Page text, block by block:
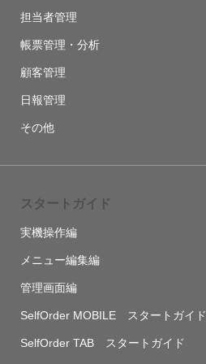
担当者管理
帳票管理・分析
顧客管理
日報管理
その他
スタートガイド
実機操作編
メニュー編集編
管理画面編
SelfOrder MOBILE スタートガイド
SelfOrder TAB スタートガイド